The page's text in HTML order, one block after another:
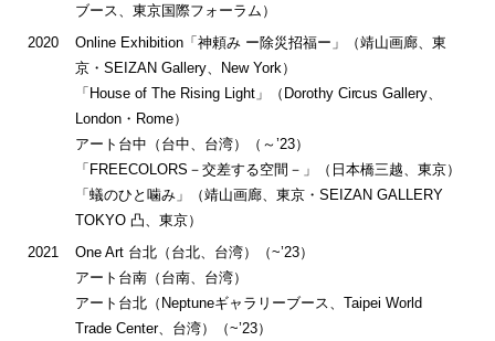
ブース、東京国際フォーラム）
2020
Online Exhibition「神頼み ー除災招福ー」（靖山画廊、東
京・SEIZAN Gallery、New York）
「House of The Rising Light」（Dorothy Circus Gallery、
London・Rome）
アート台中（台中、台湾）（～’23）
「FREECOLORS－交差する空間－」（日本橋三越、東京）
「蟻のひと噛み」（靖山画廊、東京・SEIZAN GALLERY
TOKYO 凸、東京）
2021
One Art 台北（台北、台湾）（~’23）
アート台南（台南、台湾）
アート台北（Neptuneギャラリーブース、Taipei World
Trade Center、台湾）（~’23）